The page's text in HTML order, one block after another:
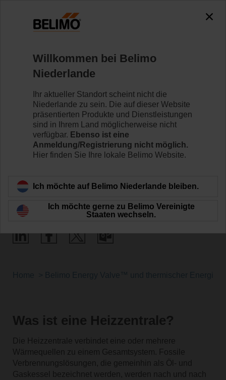
Heizzentrale
Was ist eine Heizzentrale?
Die Heizzentrale verbindet eine oder mehrere
Wärmequellen zu einem Gesamtsystem. Fossile
Verbrennungslösungen, die gemeinhin als Öl- und
Gaskessel bezeichnet werden, werden nach und nach
Willkommen bei Belimo
Niederlande
Ihr aktueller Standort scheint nicht die
Niederlande zu sein. Die auf dieser Website
präsentierten Produkte und Dienstleistungen
sind in Ihrem Land möglicherweise nicht
verfügbar. Ebenso ist eine
Anmeldung/Registrierung nicht möglich.
Hier finden Sie Ihre lokale Belimo Website.
Ich möchte auf Belimo Niederlande bleiben.
Ich möchte gerne zu Belimo Vereinigte
Staaten wechseln.